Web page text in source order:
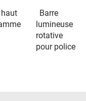
Barre
lumineuse
rotative
pour police